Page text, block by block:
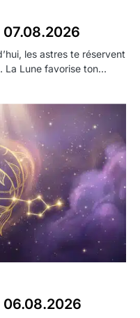
07.08.2026
les astres te réservent
La Lune favorise ton…
06.08.2026